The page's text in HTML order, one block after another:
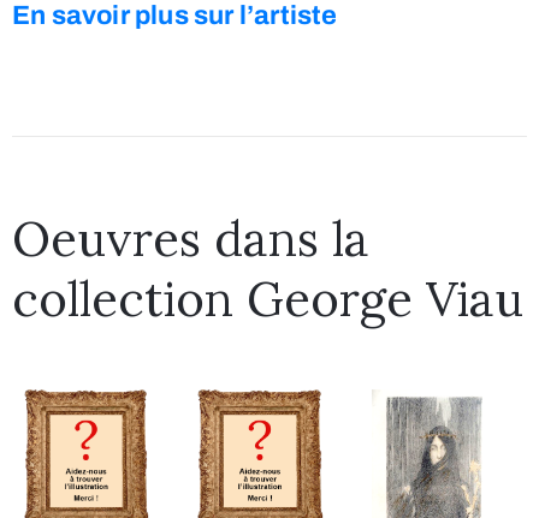
En savoir plus sur l’artiste
Oeuvres dans la
collection George Viau